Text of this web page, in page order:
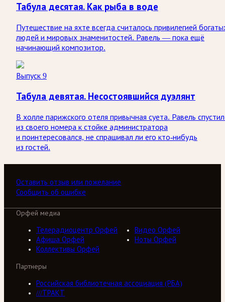
Табула десятая. Как рыба в воде
Путешествие на яхте всегда считалось привилегией
людей и мировых знаменитостей. Равель — пока ещё
начинающий композитор.
Выпуск 9
Табула девятая. Несостоявшийся дуэлянт
В холле парижского отеля привычная суета. Равель
из своего номера к стойке администратора
и поинтересовался, не спрашивал ли его кто-нибудь
из гостей.
Оставить отзыв или пожелание
Сообщить об ошибке
Орфей медиа
Телерадиоцентр Орфей
Видео Орфей
Афиша Орфей
Ноты Орфей
Коллективы Орфей
Партнеры
Российская библиотечная ассоциация (РБА)
///ТРАКТ